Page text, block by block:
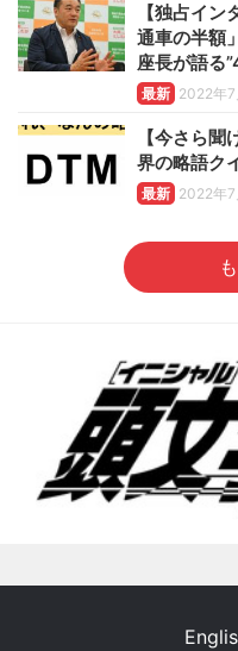
【独占イ
通車の半額
座長が語る
最新 2022年7
【今さら
界の略語ク
最新 2022年7